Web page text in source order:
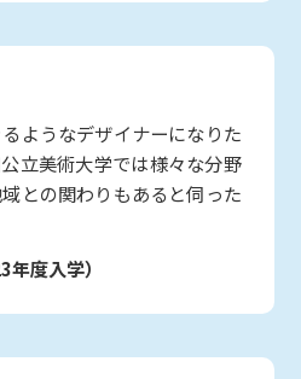
ようなデザイナーになりた
立美術大学では様々な分野
との関わりもあると伺った
年度入学）